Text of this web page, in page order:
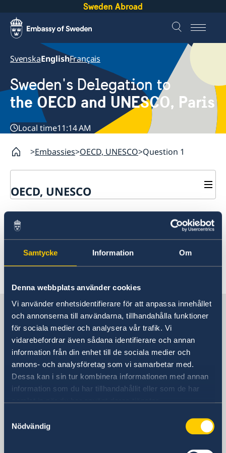
Samtycke Information Om
Denna webbplats använder cookies
Vi använder enhetsidentifierare för att anpassa innehållet
och annonserna till användarna, tillhandahålla funktioner
för sociala medier och analysera vår trafik. Vi
vidarebefordrar även sådana identifierare och annan
information från din enhet till de sociala medier och
annons- och analysföretag som vi samarbetar med.
Dessa kan i sin tur kombinera informationen med annan
information som du har tillhandahållit eller som de har
samlat in när du har använt deras tjänster.
Nödvändig
Sweden Abroad
SvenskaEnglishFrançais
Sweden's Delegation to
the OECD and UNESCO, Paris
Local time11:14 AM
Embassies OECD, UNESCO Question 1
OECD, UNESCO
About the Delegation
Sweden & the OECD
Upcoming events
OECD member countries and partners
Sweden and UNESCO
Address Register
Question 1
The Delegation of Sweden to the
OECD and UNESCO
The Delegation of Sweden to the
OECD
Address
Délégation de la Suède auprès de l'OCDE
75007 Paris